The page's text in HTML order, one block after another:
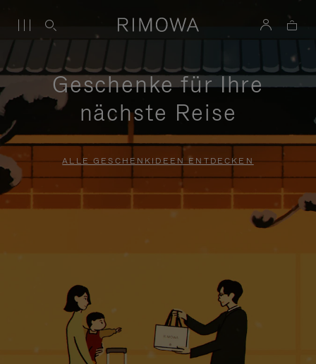
Geschenke für Ihre
nächste Reise
ALLE GESCHENKIDEEN ENTDECKEN